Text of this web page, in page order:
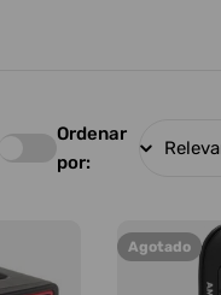
Ordenar
por:
Agotado